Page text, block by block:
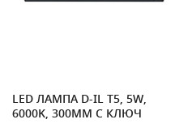
LED ЛАМПА D-IL T5, 5W,
6000K, 300MM С КЛЮЧ